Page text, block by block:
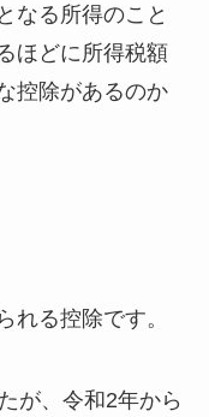
なる所得のこと
ほどに所得税額
控除があるのか
れる控除です。
が、令和2年から